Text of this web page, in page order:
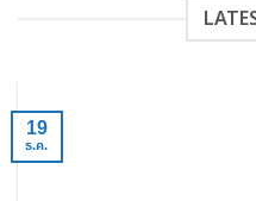
19
ธ.ค.